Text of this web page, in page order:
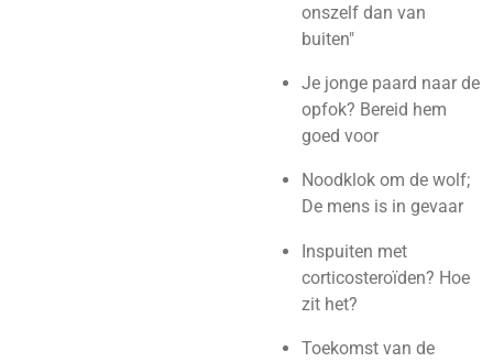
onszelf dan van
buiten"
Je jonge paard naar de
opfok? Bereid hem
goed voor
Noodklok om de wolf;
De mens is in gevaar
Inspuiten met
corticosteroïden? Hoe
zit het?
Toekomst van de